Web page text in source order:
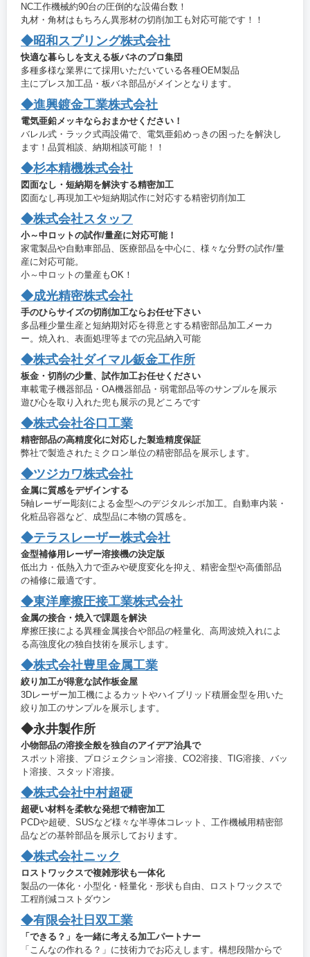
NC工作機械約90台の圧倒的な設備台数！
丸材・角材はもちろん異形材の切削加工も対応可能です！！
◆昭和スプリング株式会社
快適な暮らしを支える板バネのプロ集団
多種多様な業界にて採用いただいている各種OEM製品
主にプレス加工品・板バネ部品がメインとなります。
◆進興鍍金工業株式会社
電気亜鉛メッキならおまかせください！
バレル式・ラック式両設備で、電気亜鉛めっきの困ったを解決し
ます！品質相談、納期相談可能！！
◆杉本精機株式会社
図面なし・短納期を解決する精密加工
図面なし再現加工や短納期試作に対応する精密切削加工
◆株式会社スタッフ
小～中ロットの試作/量産に対応可能！
家電製品や自動車部品、医療部品を中心に、様々な分野の試作/量
産に対応可能。
小～中ロットの量産もOK！
◆成光精密株式会社
手のひらサイズの切削加工ならお任せ下さい
多品種少量生産と短納期対応を得意とする精密部品加工メーカ
ー。焼入れ、表面処理等までの完品納入可能
◆株式会社ダイマル鈑金工作所
板金・切削の少量、試作加工お任せください
車載電子機器部品・OA機器部品・弱電部品等のサンプルを展示
遊び心を取り入れた兜も展示の見どころです
◆株式会社谷口工業
精密部品の高精度化に対応した製造精度保証
弊社で製造されたミクロン単位の精密部品を展示します。
◆ツジカワ株式会社
金属に質感をデザインする
5軸レーザー彫刻による金型へのデジタルシボ加工。自動車内装・
化粧品容器など、成型品に本物の質感を。
◆テラスレーザー株式会社
金型補修用レーザー溶接機の決定版
低出力・低熱入力で歪みや硬度変化を抑え、精密金型や高価部品
の補修に最適です。
◆東洋摩擦圧接工業株式会社
金属の接合・焼入で課題を解決
摩擦圧接による異種金属接合や部品の軽量化、高周波焼入れによ
る高強度化の独自技術を展示します。
◆株式会社豊里金属工業
絞り加工が得意な試作板金屋
3Dレーザー加工機によるカットやハイブリッド積層金型を用いた
絞り加工のサンプルを展示します。
◆永井製作所
小物部品の溶接全般を独自のアイデア治具で
スポット溶接、プロジェクション溶接、CO2溶接、TIG溶接、バッ
ト溶接、スタッド溶接。
◆株式会社中村超硬
超硬い材料を柔軟な発想で精密加工
PCDや超硬、SUSなど様々な半導体コレット、工作機械用精密部
品などの基幹部品を展示しております。
◆株式会社ニック
ロストワックスで複雑形状も一体化
製品の一体化・小型化・軽量化・形状も自由、ロストワックスで
工程削減コストダウン
◆有限会社日双工業
「できる？」を一緒に考える加工パートナー
「こんなの作れる？」に技術力でお応えします。構想段階からで